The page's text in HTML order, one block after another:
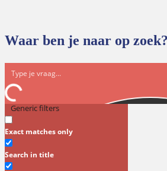
Waar ben je naar op zoek?
Generic filters
Exact matches only
Search in title